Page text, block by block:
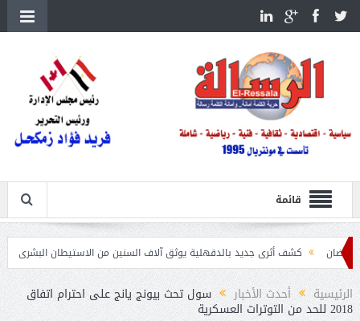
قائمة
كشف أثرى جديد بالدقهلية يوثق آلاف السنين من الاستيطان البشرى اتحاد الكرة يطلب
الرئيسية أحدث الأخبار سول تحث بيونج يانج على احترام اتفاق
2018 للحد من التوترات العسكرية